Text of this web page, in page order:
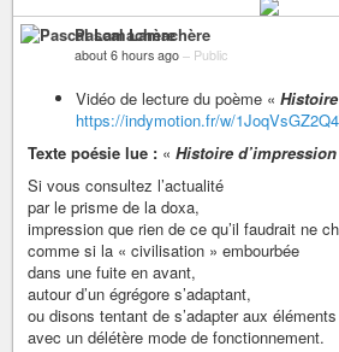
Pascal Lamachère
about 6 hours ago – Public
Vidéo de lecture du poème «
https://indymotion.fr/w/
Texte poésie lue : « Histoire d’impression
Si vous consultez l’actualité
par le prisme de la doxa,
impression que rien de ce qu’il faudrait ne
comme si la « civilisation » embourbée
dans une fuite en avant,
autour d’un égrégore s’adaptant,
ou disons tentant de s’adapter aux éléments
avec un délétère mode de fonctionnement.